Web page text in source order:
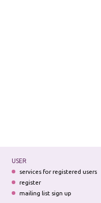
USER
services for registered users
register
mailing list sign up